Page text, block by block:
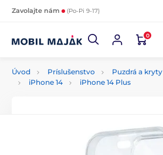
Zavolajte nám (Po-Pi 9-17)
0
Úvod Príslušenstvo Puzdrá a kryty
iPhone 14
iPhone 14 Plus